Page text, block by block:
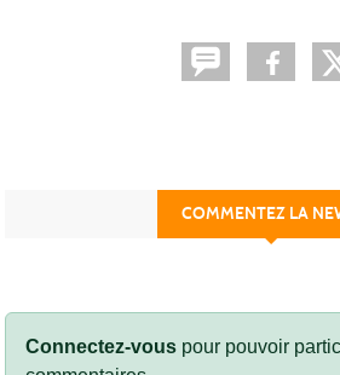
COMMENTEZ LA
Connectez-vous pour pouvoir